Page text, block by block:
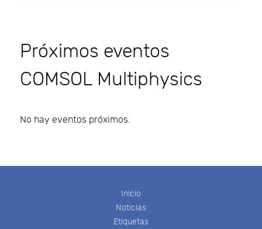
Próximos eventos
COMSOL Multiphysics
No hay eventos próximos.
Inicio
Noticias
Etiquetas